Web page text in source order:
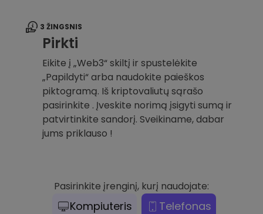
3 ŽINGSNIS
Pirkti
Eikite į „Web3“ skiltį ir spustelėkite
„Papildyti“ arba naudokite paieškos
piktogramą. Iš kriptovaliutų sąrašo
pasirinkite . Įveskite norimą įsigyti sumą ir
patvirtinkite sandorį. Sveikiname, dabar
jums priklauso !
Pasirinkite įrenginį, kurį naudojate:
Kompiuteris Telefonas